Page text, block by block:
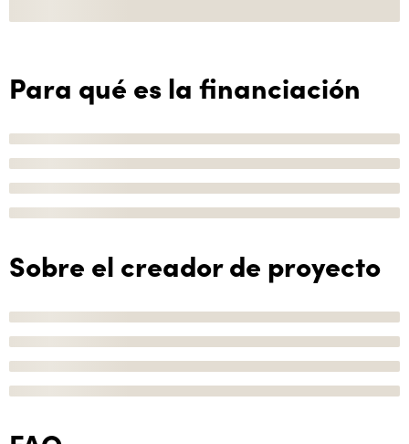
Para qué es la financiación
Sobre el creador de proyecto